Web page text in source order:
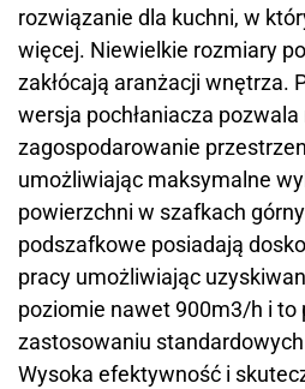
rozwiązanie dla kuchni, w
więcej. Niewielkie rozmiary
zakłócają aranżacji wnętrza.
wersja pochłaniacza
zagospodarowanie
umożliwiając maksymalne
powierzchni w szafkach
podszafkowe posiadają
pracy umożliwiając
poziomie nawet 900m3/h i to
zastosowaniu
Wysoka efektywność i